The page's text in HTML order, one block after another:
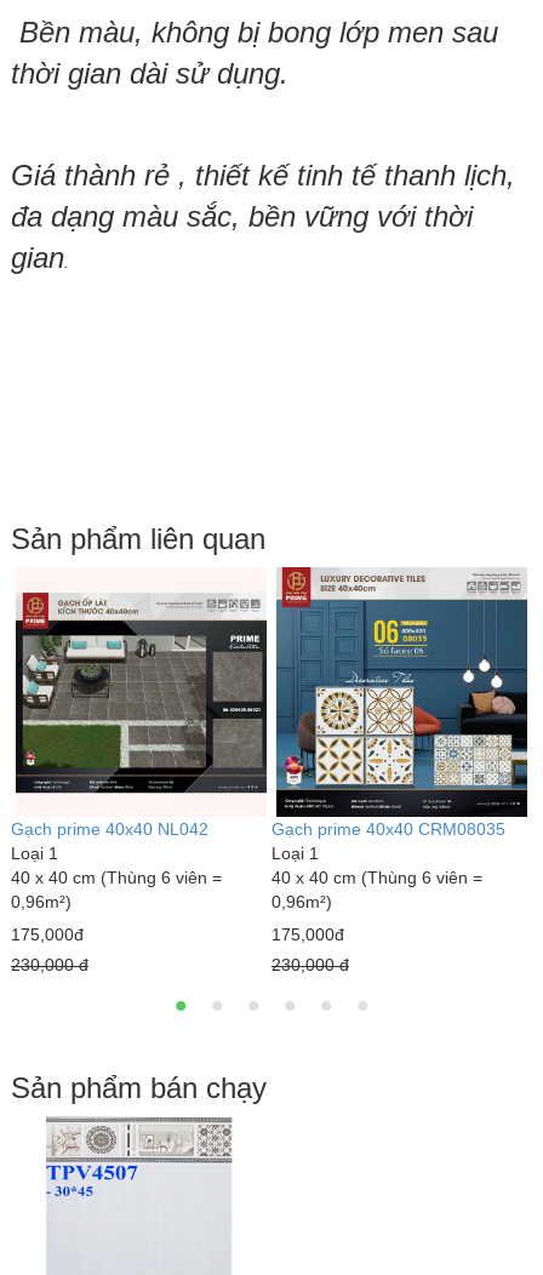
Bền màu, không bị bong lớp men sau
thời gian dài sử dụng.
Giá thành rẻ , thiết kế tinh tế thanh lịch,
đa dạng màu sắc, bền vững với thời
gian.
Sản phẩm liên quan
Gạch prime 40x40 NL042
Loại 1
40 x 40 cm (Thùng 6 viên =
0,96m²)
175,000đ
230,000 đ
Gạch prime 40x40 CRM08035
Loại 1
40 x 40 cm (Thùng 6 viên =
0,96m²)
175,000đ
230,000 đ
Sản phẩm bán chạy